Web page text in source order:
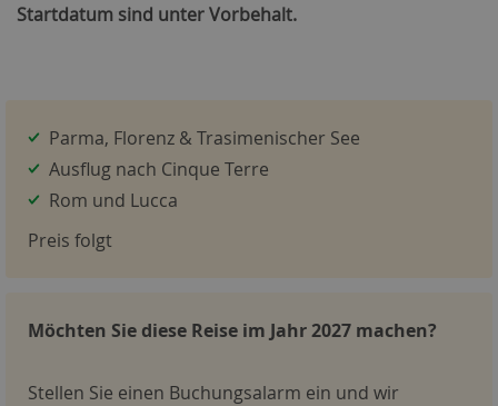
Startdatum sind unter Vorbehalt.
Parma, Florenz & Trasimenischer See
Ausflug nach Cinque Terre
Rom und Lucca
Preis folgt
Möchten Sie diese Reise im Jahr 2027 machen?
Stellen Sie einen Buchungsalarm ein und wir